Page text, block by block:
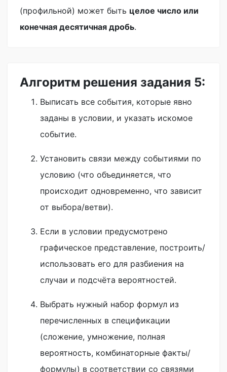
(профильной) может быть целое число или
конечная десятичная дробь.
Алгоритм решения задания 5:
Выписать все события, которые явно
заданы в условии, и указать искомое
событие.
Установить связи между событиями по
условию (что объединяется, что
происходит одновременно, что зависит
от выбора/ветви).
Если в условии предусмотрено
графическое представление, построить/
использовать его для разбиения на
случаи и подсчёта вероятностей.
Выбрать нужный набор формул из
перечисленных в спецификации
(сложение, умножение, полная
вероятность, комбинаторные факты/
формулы) в соответствии со связями